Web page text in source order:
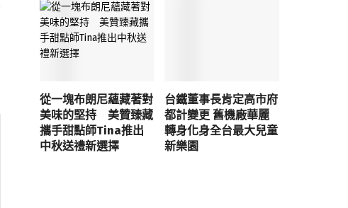
從一塊布朗尼蘊藏著對
美味的堅持 美贊臻藏
攜手甜點師Tina推出
中秋送禮新選擇
台鐵董事長肯定高市府
都計變更 舊機廠華麗
轉身化身全台最大兒童
新樂園